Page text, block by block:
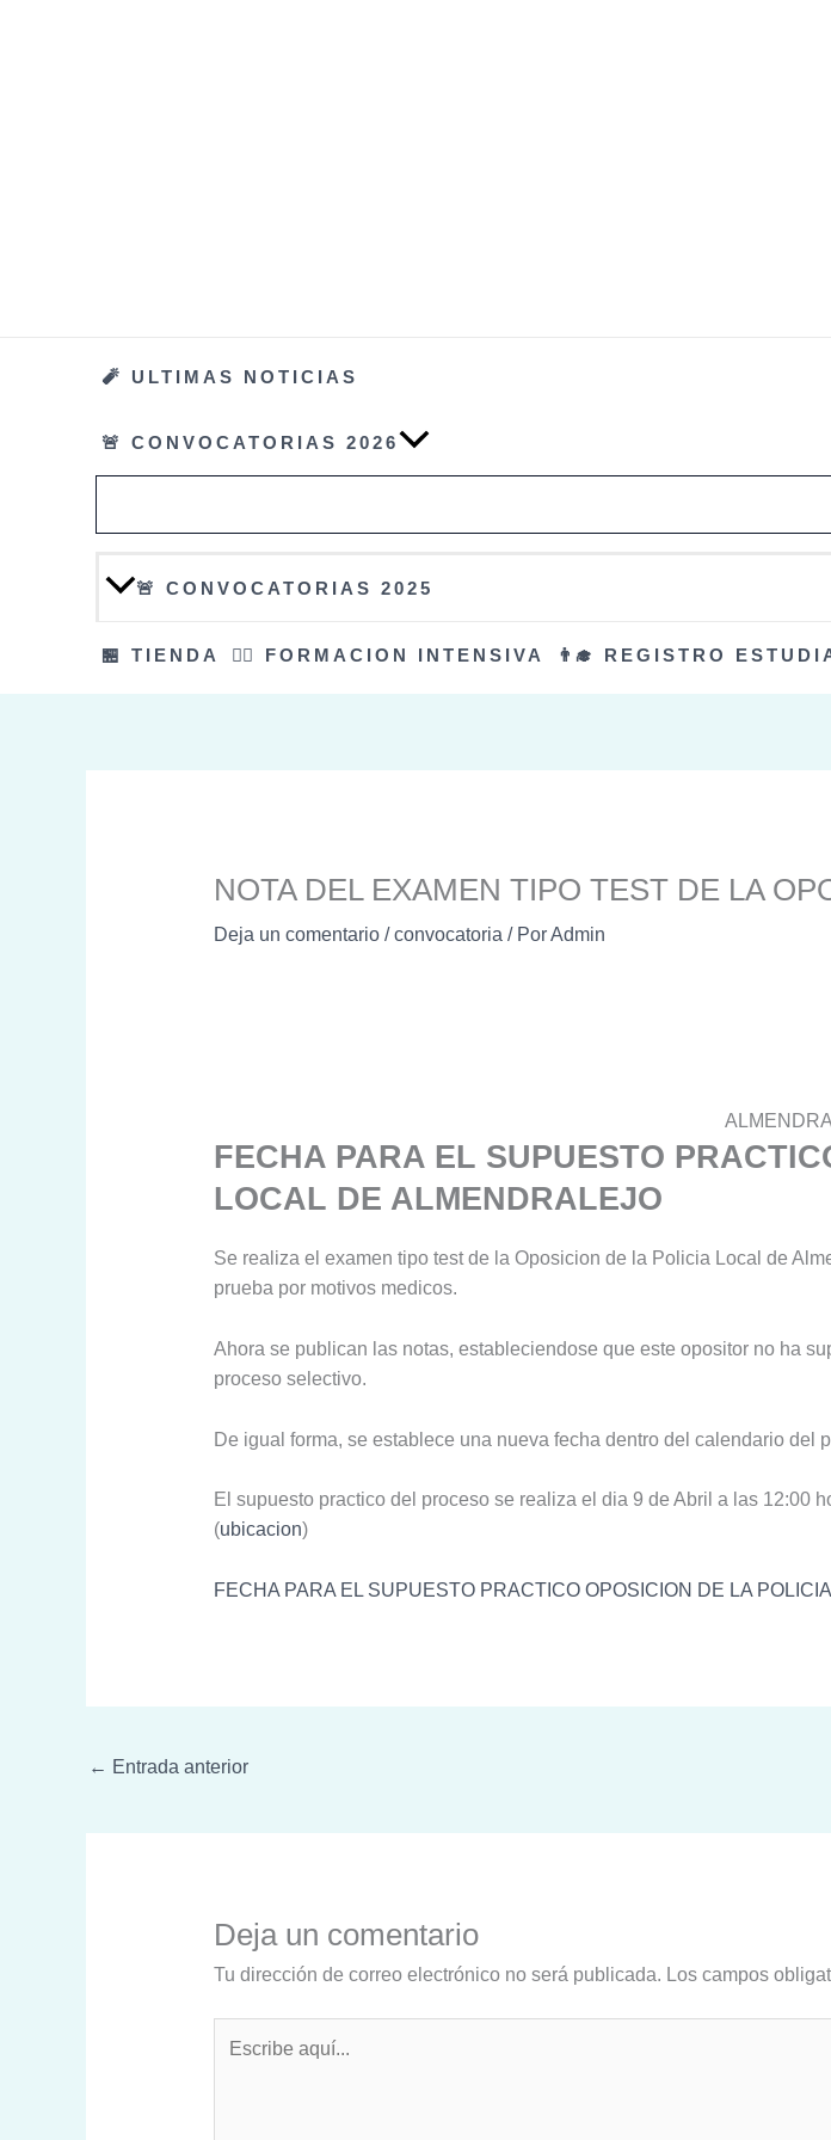
🧨 ULTIMAS NOTICIAS
🚨 CONVOCATORIAS 2026
🚨 CONVOCATORIAS 2025
🏪 TIENDA 👮‍♀️ FORMACION INTENSIVA 👨‍🎓 REGISTRO
NOTA DEL EXAMEN TIPO TEST DE LA
Deja un comentario / convocatoria/ PorAdmin
FECHA PARA EL SUPUESTO
LOCAL DE ALMENDRALEJO
Se realiza el examen tipo test de la Oposicion de la Policia Local de
prueba por motivos medicos.
Ahora se publican las notas, estableciendose que este opositor no ha
proceso selectivo.
De igual forma, se establece una nueva fecha dentro del calendario del
El supuesto practico del proceso se realiza el dia 9 de Abril a las 12:00
(ubicacion)
FECHA PARA EL SUPUESTO PRACTICO OPOSICION DE LA
← Entrada anterior
Deja un comentario
Tu dirección de correo electrónico no será publicada. Los campos
aquí...